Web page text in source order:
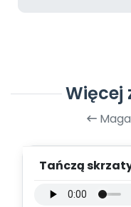
Więcej
Tańczą
mp3)